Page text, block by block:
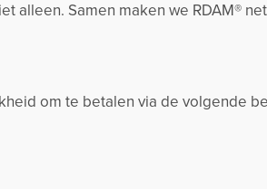
alleen. Samen maken we RDAM®
om te betalen via de volgende